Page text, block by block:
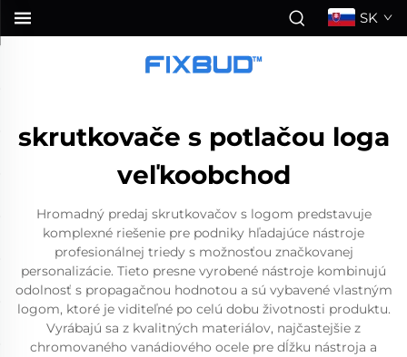
SK
skrutkovače s potlačou loga
veľkoobchod
Hromadný predaj skrutkovačov s logom predstavuje
komplexné riešenie pre podniky hľadajúce nástroje
profesionálnej triedy s možnosťou značkovanej
personalizácie. Tieto presne vyrobené nástroje kombinujú
odolnosť s propagačnou hodnotou a sú vybavené vlastným
logom, ktoré je viditeľné po celú dobu životnosti produktu.
Vyrábajú sa z kvalitných materiálov, najčastejšie z
chromovaného vanádiového ocele pre dĺžku nástroja a